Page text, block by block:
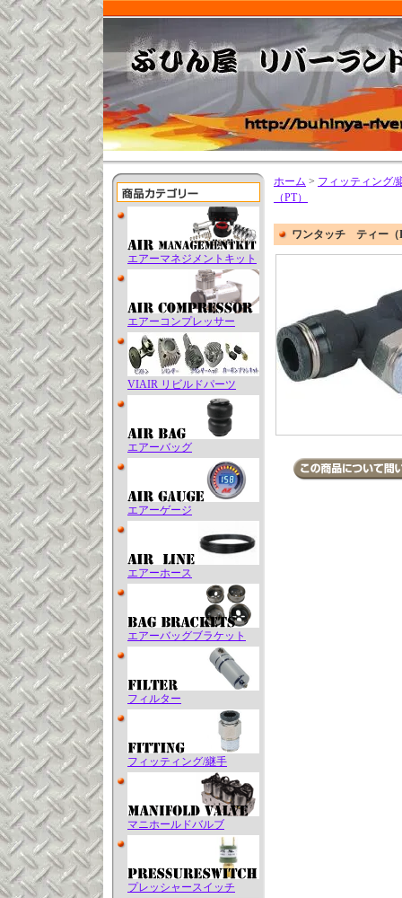
エアーマネジメントキット
エアーコンプレッサー
VIAIR リビルドパーツ
エアーバッグ
エアーゲージ
エアーホース
エアーバッグブラケット
フィルター
フィッティング/継手
マニホールドバルブ
プレッシャースイッチ
ホーム > フィッティング/
（PT）
ワンタッチ ティー（